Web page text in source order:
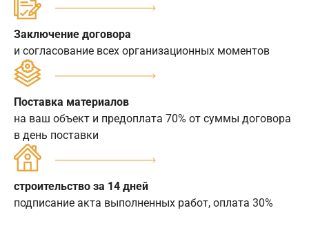
Заключение договора
и согласование всех организационных моментов
Поставка материалов
на ваш объект и предоплата 70% от суммы договора
в день поставки
строительство за 14 дней
подписание акта выполненных работ, оплата 30%